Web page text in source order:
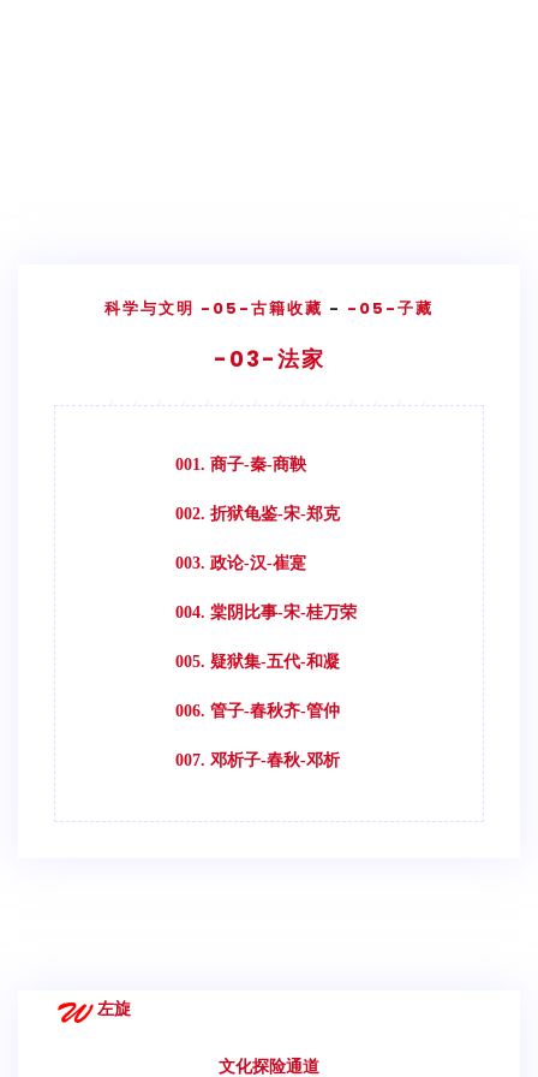
科学与文明 -05-古籍收藏 - -05-子藏
-03-法家
001. 商子-秦-商鞅
002. 折狱龟鉴-宋-郑克
003. 政论-汉-崔寔
004. 棠阴比事-宋-桂万荣
005. 疑狱集-五代-和凝
006. 管子-春秋齐-管仲
007. 邓析子-春秋-邓析
左旋
文化探险通道